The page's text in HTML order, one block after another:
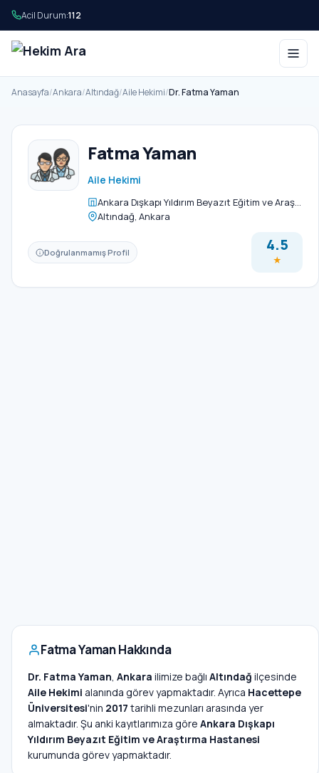
Acil Durum:112
Anasayfa/Ankara/Altındağ/Aile Hekimi/Dr. Fatma Yaman
Fatma Yaman
Aile Hekimi
Ankara Dışkapı Yıldırım Beyazıt Eğitim ve Araş…
Altındağ, Ankara
Doğrulanmamış Profil 4.5
★
Fatma Yaman Hakkında
Dr. Fatma Yaman, Ankara ilimize bağlı Altındağ ilçesinde
Aile Hekimi alanında görev yapmaktadır. Ayrıca Hacettepe
Üniversitesi'nin 2017 tarihli mezunları arasında yer
almaktadır. Şu anki kayıtlarımıza göre Ankara Dışkapı
Yıldırım Beyazıt Eğitim ve Araştırma Hastanesi
kurumunda görev yapmaktadır.